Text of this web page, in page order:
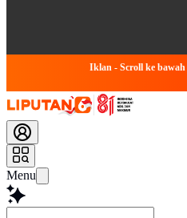
Iklan - Scroll ke
Menu